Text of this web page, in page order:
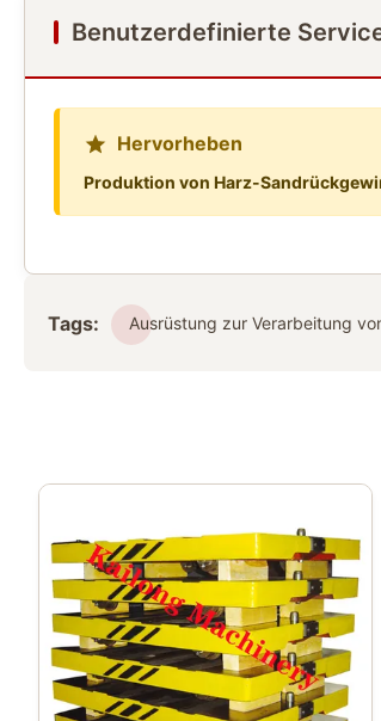
Benutzerdefinierte
Hervorheben
Produktion von Harz-
Tags: Ausrüstung zur Verarbeitung